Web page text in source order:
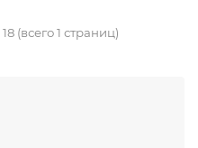
(всего 1 страниц)